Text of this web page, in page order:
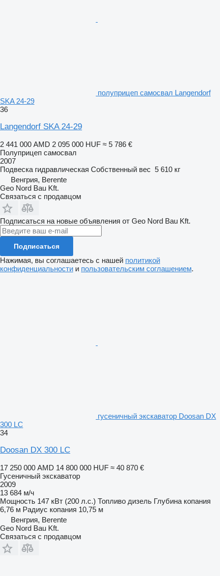
полуприцеп самосвал Langendorf
SKA 24-29
36
Langendorf SKA 24-29
2 441 000 AMD 2 095 000 HUF ≈ 5 786 €
Полуприцеп самосвал
2007
Подвеска гидравлическая Собственный вес 5 610 кг
Венгрия, Berente
Geo Nord Bau Kft.
Связаться с продавцом
Подписаться на новые объявления от Geo Nord Bau Kft.
Подписаться
Нажимая, вы соглашаетесь с нашей политикой
конфиденциальности и пользовательским соглашением.
гусеничный экскаватор Doosan DX
300 LC
34
Doosan DX 300 LC
17 250 000 AMD 14 800 000 HUF ≈ 40 870 €
Гусеничный экскаватор
2009
13 684 м/ч
Мощность 147 кВт (200 л.с.) Топливо дизель Глубина копания
6,76 м Радиус копания 10,75 м
Венгрия, Berente
Geo Nord Bau Kft.
Связаться с продавцом